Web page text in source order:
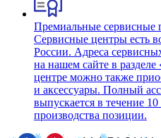
Премиальные сервисные
Сервисные центры есть
России. Адреса
на нашем сайте в
центре можно также
и аксессуары. Полный
выпускается в течение
производства позиции.